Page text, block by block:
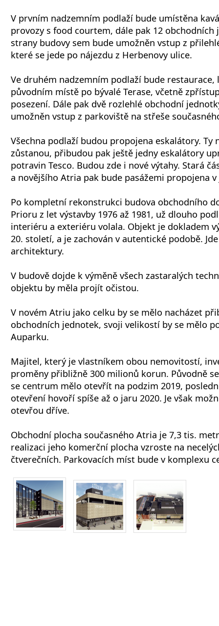
V prvním nadzemním podlaží bude umístěna
provozy s food courtem, dále pak 12 obchodních
strany budovy sem bude umožněn vstup z
které se jede po nájezdu z Herbenovy ulice.
Ve druhém nadzemním podlaží bude restaurace,
původním místě po bývalé Terase, včetně
posezení. Dále pak dvě rozlehlé obchodní
umožněn vstup z parkoviště na střeše
Všechna podlaží budou propojena eskalátory. Ty
zůstanou, přibudou pak ještě jedny eskalátory
potravin Tesco. Budou zde i nové výtahy. Stará
a novějšího Atria pak bude pasážemi propojena
Po kompletní rekonstrukci budova obchodního
Prioru z let výstavby 1976 až 1981, už dlouho
interiéru a exteriéru volala. Objekt je dokladem
20. století, a je zachován v autentické podobě.
architektury.
V budově dojde k výměně všech zastaralých
objektu by měla projít očistou.
V novém Atriu jako celku by se mělo nacházet
obchodních jednotek, svoji velikostí by se mělo
Auparku.
Majitel, který je vlastníkem obou nemovitostí,
proměny přibližně 300 milionů korun. Původně
se centrum mělo otevřít na podzim 2019,
otevření hovoří spíše až o jaru 2020. Je však
otevřou dříve.
Obchodní plocha současného Atria je 7,3 tis.
realizaci jeho komerční plocha vzroste na
čtverečních. Parkovacích míst bude v komplexu